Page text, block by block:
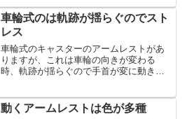
肩や首の痛みにもつながります。集中し
ているうちは気にならなく...
車輪式のは軌跡が揺らぐのでスト
レス
車輪式のキャスターのアームレストがあ
りますが、これは車輪の向きが変わる
時、軌跡が揺らぐので手首が変に動き、
ています。
動くアームレストは色が多種